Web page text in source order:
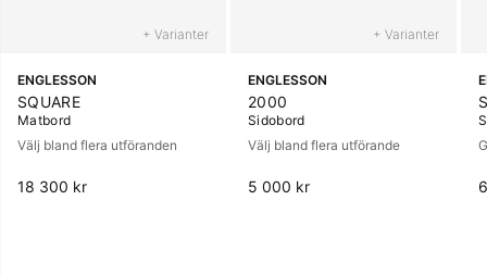
+ Varianter
ENGLESSON
SQUARE
Matbord
Välj bland flera utföranden
18 300 kr
+ Varianter
ENGLESSON
2000
Sidobord
Välj bland flera utförande
5 000 kr